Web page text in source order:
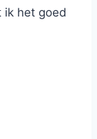
ik het goed